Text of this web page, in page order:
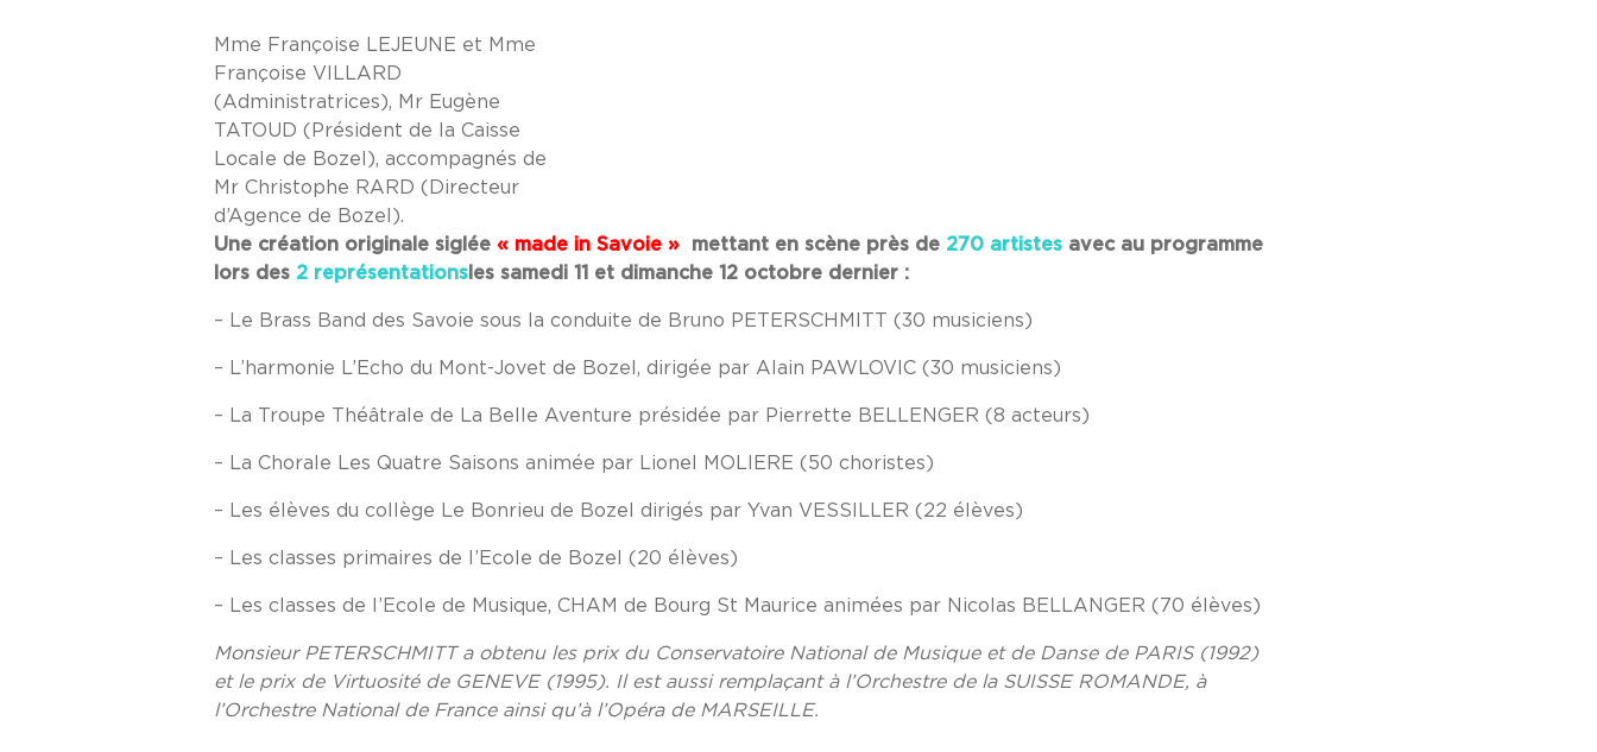
Mme Françoise LEJEUNE et Mme
Françoise VILLARD
(Administratrices), Mr Eugène
TATOUD (Président de la Caisse
Locale de Bozel), accompagnés de
Mr Christophe RARD (Directeur
d’Agence de Bozel).
Une création originale siglée « made in Savoie » mettant en scène près de 270 artistes avec au programme
lors des 2 représentations les samedi 11 et dimanche 12 octobre dernier :
– Le Brass Band des Savoie sous la conduite de Bruno PETERSCHMITT (30 musiciens)
– L’harmonie L’Echo du Mont-Jovet de Bozel, dirigée par Alain PAWLOVIC (30 musiciens)
– La Troupe Théâtrale de La Belle Aventure présidée par Pierrette BELLENGER (8 acteurs)
– La Chorale Les Quatre Saisons animée par Lionel MOLIERE (50 choristes)
– Les élèves du collège Le Bonrieu de Bozel dirigés par Yvan VESSILLER (22 élèves)
– Les classes primaires de l’Ecole de Bozel (20 élèves)
– Les classes de l’Ecole de Musique, CHAM de Bourg St Maurice animées par Nicolas BELLANGER (70 élèves)
Monsieur PETERSCHMITT a obtenu les prix du Conservatoire National de Musique et de Danse de PARIS (1992)
et le prix de Virtuosité de GENEVE (1995). Il est aussi remplaçant à l’Orchestre de la SUISSE ROMANDE, à
l’Orchestre National de France ainsi qu’à l’Opéra de MARSEILLE.